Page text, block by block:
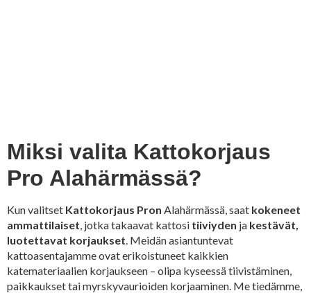
Miksi valita Kattokorjaus
Pro Alahärmässä?
Kun valitset Kattokorjaus Pron Alahärmässä, saat kokeneet
ammattilaiset , jotka takaavat kattosi tiiviyden ja kestävät,
luotettavat korjaukset . Meidän asiantuntevat
kattoasentajamme ovat erikoistuneet kaikkien
katemateriaalien korjaukseen – olipa kyseessä tiivistäminen,
paikkaukset tai myrskyvaurioiden korjaaminen. Me tiedämme,